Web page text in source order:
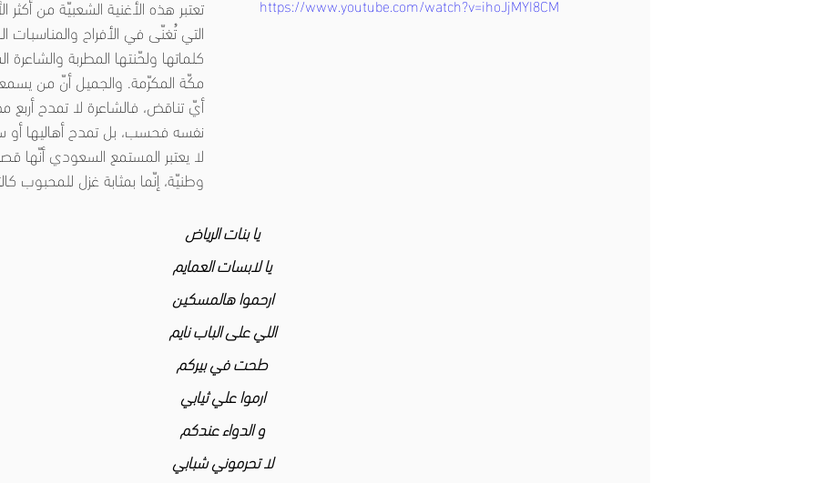
تعتبر هذه الأغنية الشعبيّة من
التي تُغنّى في الأفراح
كلماتها ولحّنتها المطربة
مكّة المكرّمة. والجميل أنّ من
أيّ تناقض، فالشاعرة لا تمدح
نفسه فحسب، بل تمدح أهاليها أو
لا يعتبر المستمع السعودي أنّها
وطنيّة، إنّما بمثابة غزل للمحبوب
يا بنات الرياض
يا لابسات العمايم
ارحموا هالمسكين
اللي على الباب نايم
طحت في بيركم
ارموا علي ثيابي
و الدواء عندكم
لا تحرموني شبابي